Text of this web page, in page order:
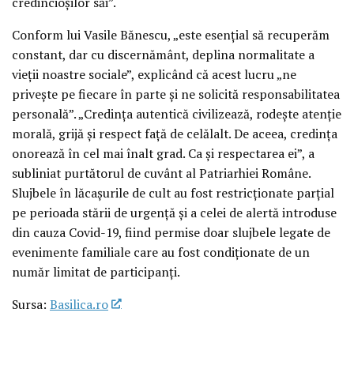
Conform lui Vasile Bănescu, „este esențial să recuperăm
constant, dar cu discernământ, deplina normalitate a
vieții noastre sociale”, explicând că acest lucru „ne
privește pe fiecare în parte și ne solicită responsabilitatea
personală”. „Credința autentică civilizează, rodește atenție
morală, grijă și respect față de celălalt. De aceea, credința
onorează în cel mai înalt grad. Ca și respectarea ei”, a
subliniat purtătorul de cuvânt al Patriarhiei Române.
Slujbele în lăcașurile de cult au fost restricționate parțial
pe perioada stării de urgență și a celei de alertă introduse
din cauza Covid-19, fiind permise doar slujbele legate de
evenimente familiale care au fost condiționate de un
număr limitat de participanți.
Sursa: Basilica.ro